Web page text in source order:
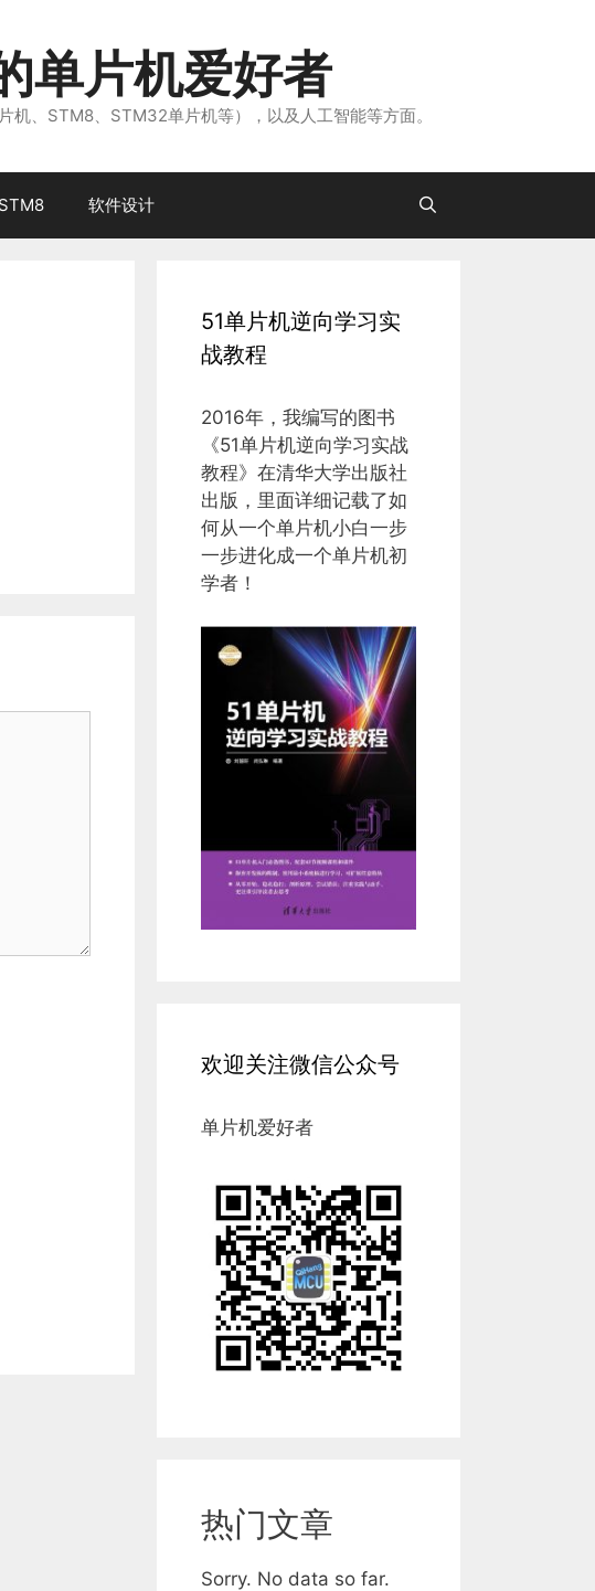
单片机爱好者
、STM8、STM32单片机等），以及人工智能等方面。
STM8 软件设计
51单片机逆向学习实
战教程
2016年，我编写的图书
《51单片机逆向学习实战
教程》在清华大学出版社
出版，里面详细记载了如
何从一个单片机小白一步
一步进化成一个单片机初
学者！
欢迎关注微信公众号
单片机爱好者
热门文章
Sorry. No data so far.